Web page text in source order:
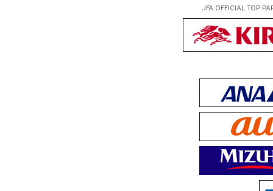
JFA OFFICIALTOP